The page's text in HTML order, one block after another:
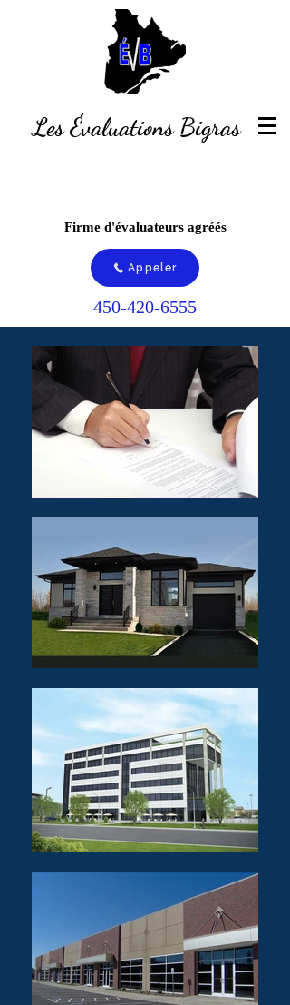
Les Évaluations Bigras
Firme d'évaluateurs agréés
Appeler
450-420-6555